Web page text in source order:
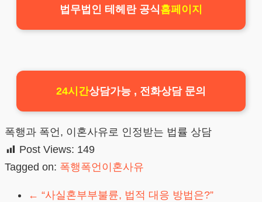
법무법인 테헤란 공식홈페이지
24시간상담가능 , 전화상담 문의
폭행과 폭언, 이혼사유로 인정받는 법률 상담
Post Views: 149
Tagged on: 폭행폭언이혼사유
← “사실혼부부불륜, 법적 대응 방법은?”